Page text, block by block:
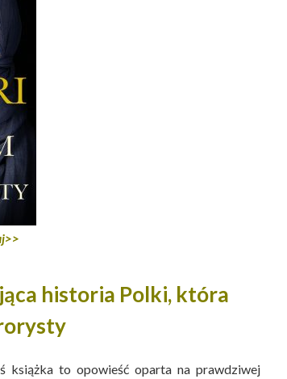
historia Polki, która
książka to opowieść oparta na prawdziwej